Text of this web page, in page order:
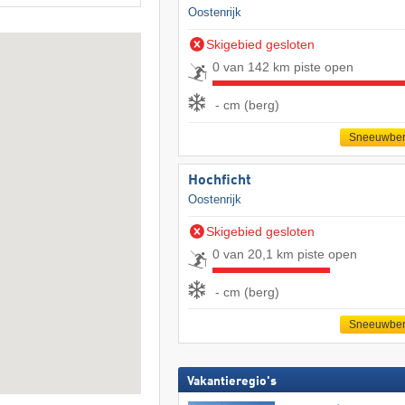
Oostenrijk
Skigebied gesloten
0 van 142 km piste open
- cm (berg)
Hochficht
Oostenrijk
Skigebied gesloten
0 van 20,1 km piste open
- cm (berg)
Vakantieregio's